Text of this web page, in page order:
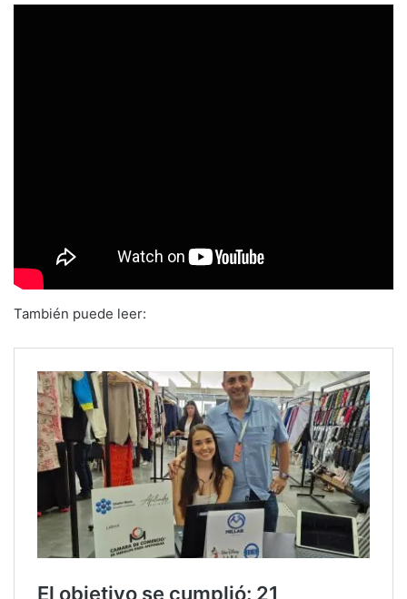
También puede leer: